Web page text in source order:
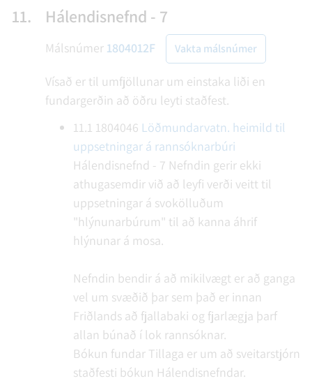
11. Hálendisnefnd - 7
Málsnúmer 1804012F Vakta málsnúmer
Vísað er til umfjöllunar um einstaka liði en
fundargerðin að öðru leyti staðfest.
11.1 1804046 Löðmundarvatn. heimild til
uppsetningar á rannsóknarbúri
Hálendisnefnd - 7 Nefndin gerir ekki
athugasemdir við að leyfi verði veitt til
uppsetningar á svokölluðum
"hlýnunarbúrum" til að kanna áhrif
hlýnunar á mosa.
Nefndin bendir á að mikilvægt er að ganga
vel um svæðið þar sem það er innan
Friðlands að fjallabaki og fjarlægja þarf
allan búnað í lok rannsóknar.
Bókun fundar Tillaga er um að sveitarstjórn
staðfesti bókun Hálendisnefndar.